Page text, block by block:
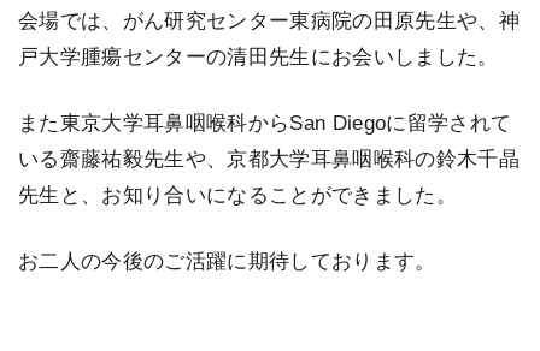
会場では、がん研究センター東病院の田原先生や、神
戸大学腫瘍センターの清田先生にお会いしました。
また東京大学耳鼻咽喉科からSan Diegoに留学されて
いる齋藤祐毅先生や、京都大学耳鼻咽喉科の鈴木千晶
先生と、お知り合いになることができました。
お二人の今後のご活躍に期待しております。